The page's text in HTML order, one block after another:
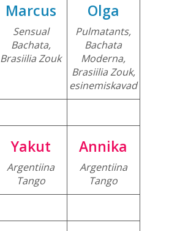
Marcus
Sensual
Bachata,
Brasiilia Zouk
Olga
Pulmatants,
Bachata
Moderna,
Brasiilia Zouk,
esinemiskavad
Yakut
Argentiina
Tango
Annika
Argentiina
Tango